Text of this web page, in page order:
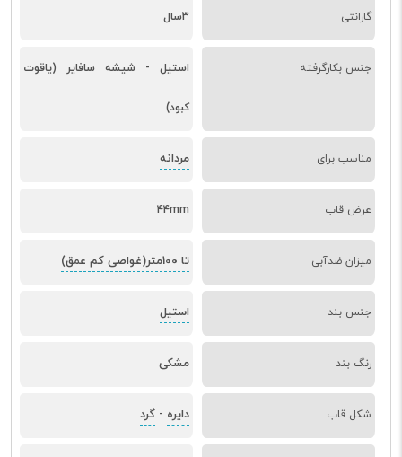
گارانتی 3سال
جنس بکارگرفته استیل - شیشه سافایر (یاقوت
کبود)
مناسب برای مردانه
عرض قاب 44mm
میزان ضدآبی تا 100متر(غواصی کم عمق)
جنس بند استیل
رنگ بند مشکی
شکل قاب دایره - گرد